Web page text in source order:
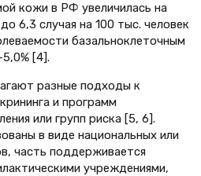
кожи в РФ увеличилась на
6,3 случая на 100 тыс. человек
базальноклеточным
[4].
разные подходы к
и программ
или групп риска [5, 6].
в виде национальных или
часть поддерживается
учреждениями,